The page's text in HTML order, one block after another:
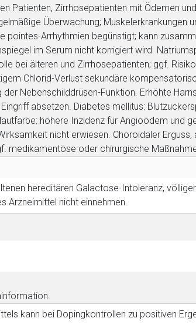
Patienten, Zirrhosepatienten mit Ödemen
Überwachung; Muskelerkrankungen
pointes-Arrhythmien begünstigt; kann
im Serum nicht korrigiert wird.
bei älteren und Zirrhosepatienten; ggf.
Chlorid-Verlust sekundäre
Nebenschilddrüsen-Funktion. Erhöhte
absetzen. Diabetes mellitus:
höhere Inzidenz für Angioödem und
nicht erwiesen. Choroidaler
medikamentöse oder chirurgische
hereditären Galactose-Intoleranz,
Arzneimittel nicht einnehmen.
kann bei Dopingkontrollen zu positiven